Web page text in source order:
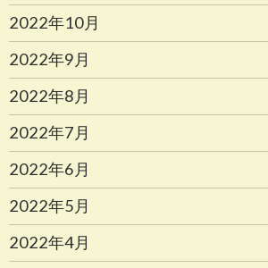
2022年10月
2022年9月
2022年8月
2022年7月
2022年6月
2022年5月
2022年4月